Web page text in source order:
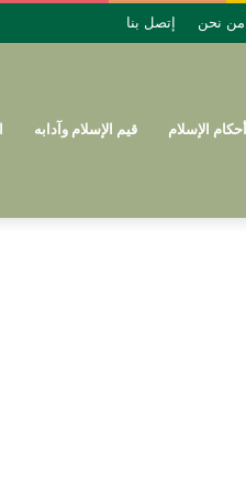
من نحن إتصل بنا
أحكام الإسلام قيم الإسلام وآدابه